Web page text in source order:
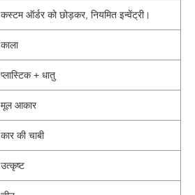
कस्टम ऑर्डर को छोड़कर, नियमित इन्वेंट्री।
काला
प्लास्टिक + धातु
मूल आकार
कार की चाबी
उत्कृष्ट